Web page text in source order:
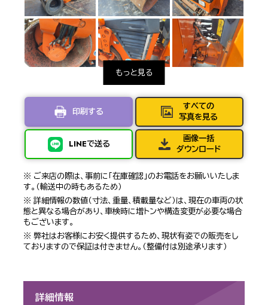
印刷する
LINEで送る
すべての
写真を見る
画像一括
ダウンロード
※ ご来店の際は、事前に「在庫確認」のお電話をお願いいたしま
す。（輸送中の時もあるため）
※ 詳細情報の数値（寸法、重量、積載量など）は、現在の車両の状
態と異なる場合があり、車検時に増トンや構造変更が必要な場合
もございます。
※ 弊社はお客様にお安く提供するため、現状有姿での販売をし
ておりますので保証は付きません。（整備付は別途承ります）
詳細情報